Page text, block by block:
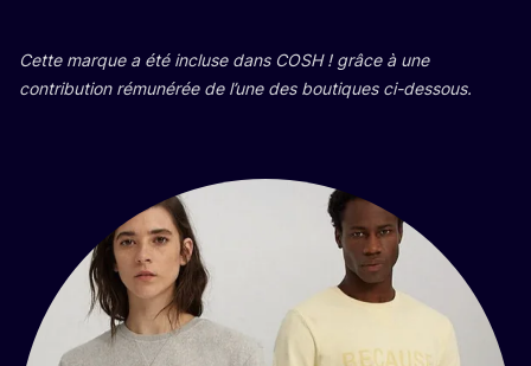
Cette marque a été incluse dans COSH! grâce à une
contri­bu­tion rému­né­rée de l’une des bou­tiques ci-dessous.